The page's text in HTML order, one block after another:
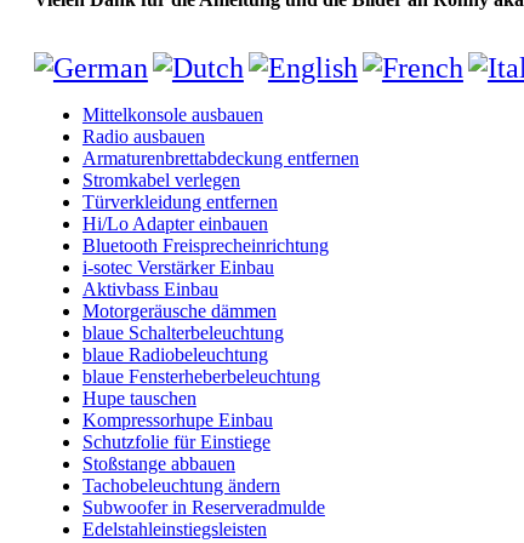
Mittelkonsole ausbauen
Radio ausbauen
Armaturenbrettabdeckung entfernen
Stromkabel verlegen
Türverkleidung entfernen
Hi/Lo Adapter einbauen
Bluetooth Freisprecheinrichtung
i-sotec Verstärker Einbau
Aktivbass Einbau
Motorgeräusche dämmen
blaue Schalterbeleuchtung
blaue Radiobeleuchtung
blaue Fensterheberbeleuchtung
Hupe tauschen
Kompressorhupe Einbau
Schutzfolie für Einstiege
Stoßstange abbauen
Tachobeleuchtung ändern
Subwoofer in Reserveradmulde
Edelstahleinstiegsleisten